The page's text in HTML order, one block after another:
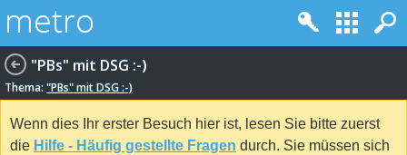
"PBs" mit DSG :-)
Thema: "PBs" mit DSG :-)
Wenn dies Ihr erster Besuch hier ist, lesen Sie bitte zuerst
die Hilfe - Häufig gestellte Fragen durch. Sie müssen sich